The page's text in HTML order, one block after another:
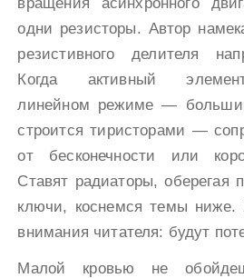
одни резисторы. Автор
резистивного делителя
Когда активный
линейном режиме —
строится тиристорами —
от бесконечности или
Ставят радиаторы, оберегая
ключи, коснемся темы ниже.
внимания читателя: будут
Малой кровью не